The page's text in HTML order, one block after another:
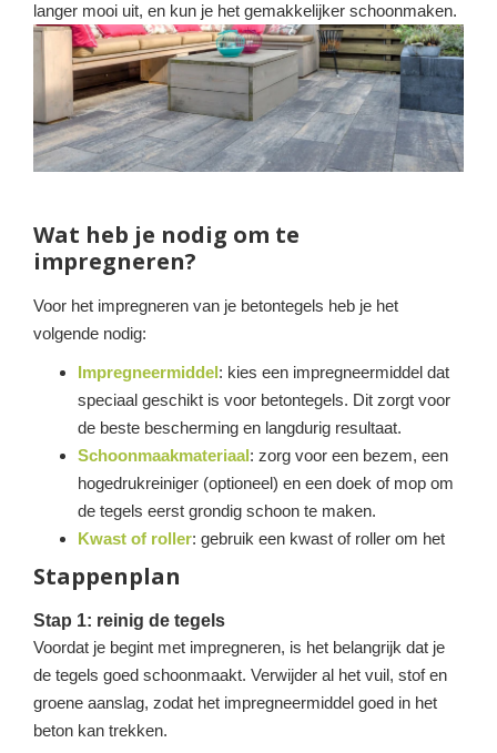
langer mooi uit, en kun je het gemakkelijker schoonmaken.
Wat heb je nodig om te
impregneren?
Voor het impregneren van je betontegels heb je het
volgende nodig:
Impregneermiddel: kies een impregneermiddel dat
speciaal geschikt is voor betontegels. Dit zorgt voor
de beste bescherming en langdurig resultaat.
Schoonmaakmateriaal: zorg voor een bezem, een
hogedrukreiniger (optioneel) en een doek of mop om
de tegels eerst grondig schoon te maken.
Kwast of roller: gebruik een kwast of roller om het
Stappenplan
Stap 1: reinig de tegels
Voordat je begint met impregneren, is het belangrijk dat je
de tegels goed schoonmaakt. Verwijder al het vuil, stof en
groene aanslag, zodat het impregneermiddel goed in het
beton kan trekken.